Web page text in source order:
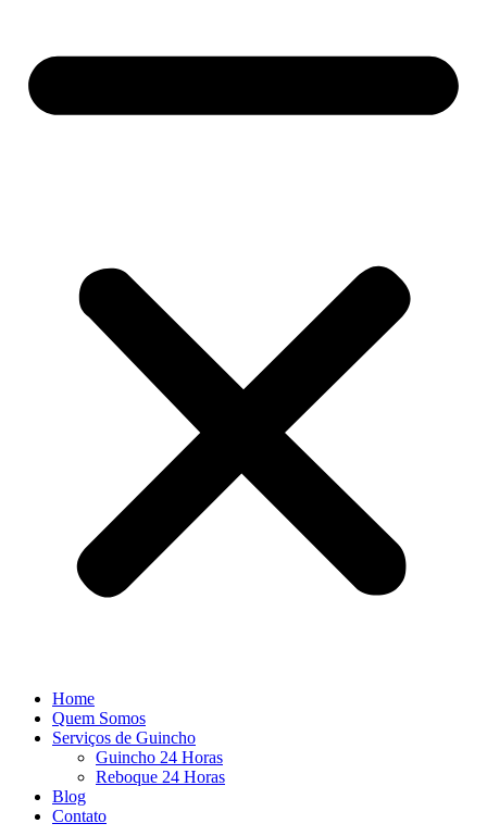
Home
Quem Somos
Serviços de Guincho
Guincho 24 Horas
Reboque 24 Horas
Blog
Contato